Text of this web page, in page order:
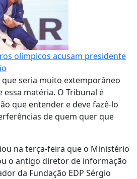
olímpicos acusam presidente
seria muito extemporâneo
matéria. O Tribunal é
que entender e deve fazê-lo
de quem quer que
na terça-feira que o Ministério
o antigo diretor de informação
da Fundação EDP Sérgio